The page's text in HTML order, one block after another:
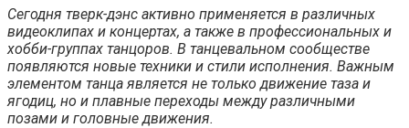
Сегодня тверк-дэнс активно применяется в различных
видеоклипах и концертах, а также в профессиональных и
хобби-группах танцоров. В танцевальном сообществе
появляются новые техники и стили исполнения. Важным
элементом танца является не только движение таза и
ягодиц, но и плавные переходы между различными
позами и головные движения.